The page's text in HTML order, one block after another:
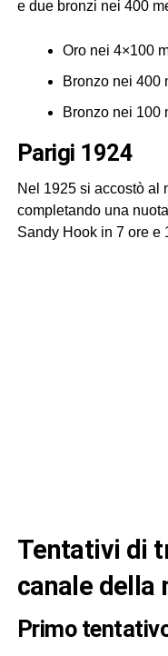
e due bronzi nei 400
Oro nei 4×100
Bronzo nei 400
Bronzo nei 100
Parigi 1924
Nel 1925 si accostò al
completando una
Sandy Hook in 7 ore e
tentativi di traversata del
canale della
primo